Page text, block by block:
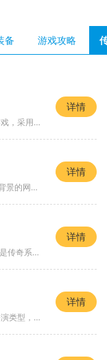
备 游戏攻略
《老版传奇怀旧版》是一款经典的2D游戏，采用角色扮演的方式，以万人在线的形式进行玩家互动。该游戏有着丰富的练级系统、刺激的副本、强化装备以及多样化的技能和腰带，为玩家
详情
《三国特色传奇》是一款以三国时期为背景的网络游戏，游戏中融合了传统的益智策略玩法和独特的创新元素，给玩家带来了全新的游戏体验。游戏以还原三国历史为主线，玩家可以选
详情
热血传奇复古sf是一款经典的2D游戏，是传奇系列游戏的一部分。作为一款角色扮演游戏，它集合了传奇游戏的经典玩法，并在原有的基础上做了一些创新。这款游戏具有万人在线的特点
详情
传奇是一款经典的2D游戏，属于角色扮演类型，以其万人在线和玩家互动的特点而备受玩家喜爱。超神器无限刀版本则是该游戏的最新版本，为玩家提供了更丰富的游戏体验。在传奇中，
详情